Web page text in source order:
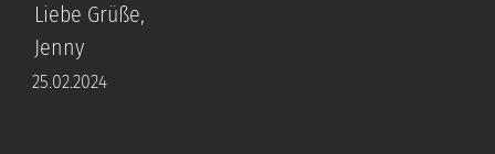
Liebe Grüße,
Jenny
25.02.2024